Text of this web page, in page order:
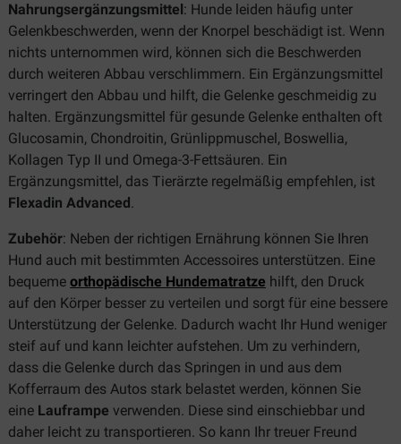
Nahrungsergänzungsmittel : Hunde leiden häufig unter
Gelenkbeschwerden, wenn der Knorpel beschädigt ist. Wenn
nichts unternommen wird, können sich die Beschwerden
durch weiteren Abbau verschlimmern. Ein Ergänzungsmittel
verringert den Abbau und hilft, die Gelenke geschmeidig zu
halten. Ergänzungsmittel für gesunde Gelenke enthalten oft
Glucosamin, Chondroitin, Grünlippmuschel, Boswellia,
Kollagen Typ II und Omega-3-Fettsäuren. Ein
Ergänzungsmittel, das Tierärzte regelmäßig empfehlen, ist
Flexadin Advanced .
Zubehör: Neben der richtigen Ernährung können Sie Ihren
Hund auch mit bestimmten Accessoires unterstützen. Eine
bequeme orthopädische Hundematratze hilft, den Druck
auf den Körper besser zu verteilen und sorgt für eine bessere
Unterstützung der Gelenke. Dadurch wacht Ihr Hund weniger
steif auf und kann leichter aufstehen. Um zu verhindern,
dass die Gelenke durch das Springen in und aus dem
Kofferraum des Autos stark belastet werden, können Sie
eine Lauframpe verwenden. Diese sind einschiebbar und
daher leicht zu transportieren. So kann Ihr treuer Freund